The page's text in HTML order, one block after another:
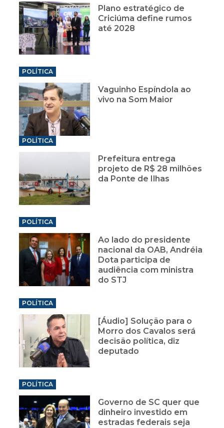
Plano estratégico de
Criciúma define rumos
até 2028
POLÍTICA
Vaguinho Espíndola ao
vivo na Som Maior
POLÍTICA
Prefeitura entrega
projeto de R$ 28 milhões
da Ponte de Ilhas
POLÍTICA
Ao lado do presidente
nacional da OAB, Andréia
Dota participa de
audiência com ministra
do STJ
POLÍTICA
[Áudio] Solução para o
Morro dos Cavalos será
decisão política, diz
deputado
POLÍTICA
Governo de SC quer que
dinheiro investido em
estradas federais seja